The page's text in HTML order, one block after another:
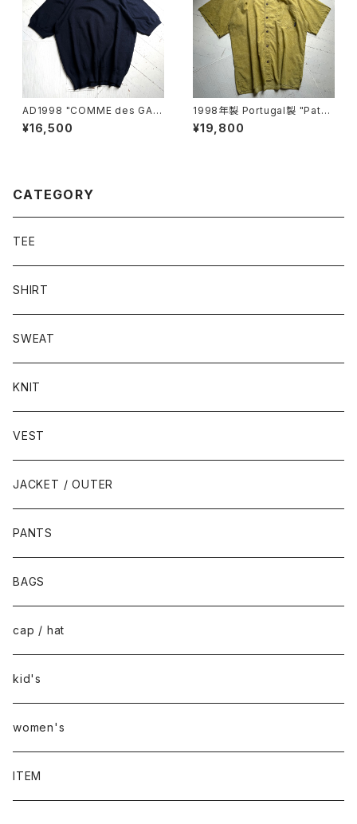
AD1998 "COMME des GAR
ÇONS HOMME PLUS" sum
mer knit
¥16,500
1998年製 Portugal製 "Patag
onia" A/C print shirt
¥19,800
CATEGORY
TEE
SHIRT
SWEAT
KNIT
VEST
JACKET / OUTER
PANTS
BAGS
cap / hat
kid's
women's
ITEM